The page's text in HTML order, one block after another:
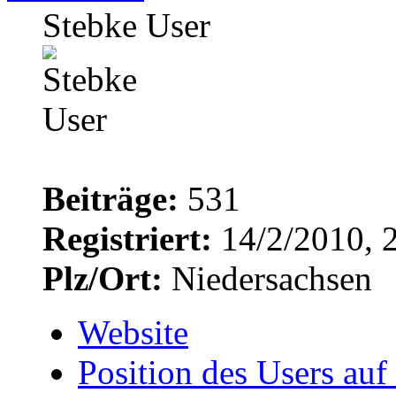
Stebke User
Beiträge: 531
Registriert: 14/2/2010,
Plz/Ort: Niedersachsen
Website
Position des Users